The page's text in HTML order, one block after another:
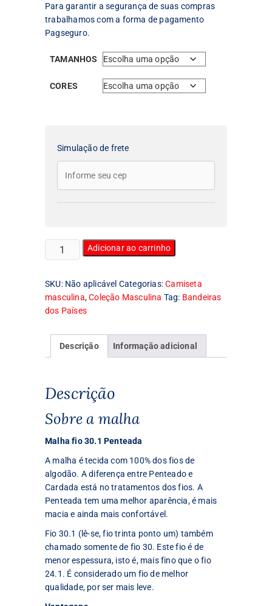
Para garantir a segurança de suas compras
trabalhamos com a forma de pagamento
Pagseguro.
TAMANHOS
CORES
Simulação de frete
Camiseta
Masculina
da
Colômbia
quantidade
Adicionar ao carrinho
SKU: Não aplicável Categorias:Camiseta
masculina,Coleção Masculina Tag: Bandeiras
dos Países
Descrição Informação adicional
Descrição
Sobre a malha
Malha fio 30.1 Penteada
A malha é tecida com 100% dos fios de
algodão. A diferença entre Penteado e
Cardada está no tratamentos dos fios. A
Penteada tem uma melhor aparência, é mais
macia e ainda mais confortável.
Fio 30.1 (lê-se, fio trinta ponto um) também
chamado somente de fio 30. Este fio é de
menor espessura, isto é, mais fino que o fio
24.1. É considerado um fio de melhor
qualidade, por ser mais leve.